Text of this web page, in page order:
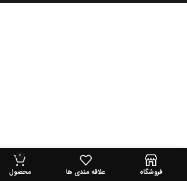
فروشگاه علاقه مندی ها
0
محصول